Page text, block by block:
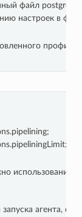
файл
настроек в
использование
агента, см.